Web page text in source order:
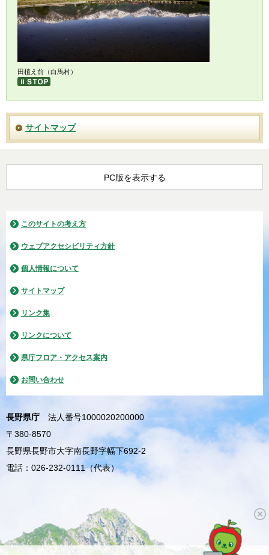
中綱湖（大町市）
田植え前（白馬村）
りんごの花と蜜蜂（松川村）
水稲奨励品種決定ほの美山錦（大町市）
水わさび栽培（白馬村）
シクラメン（松川村）
大出の秋（白馬村）
サイトマップ
PC版を表示する
このサイトの考え方
ウェブアクセシビリティ方針
個人情報について
サイトマップ
リンク集
リンクについて
県庁フロア・アクセス案内
お問い合わせ
長野県庁
法人番号1000020200000
〒380-8570
長野県長野市大字南長野字幅下692-2
電話：026-232-0111（代表）